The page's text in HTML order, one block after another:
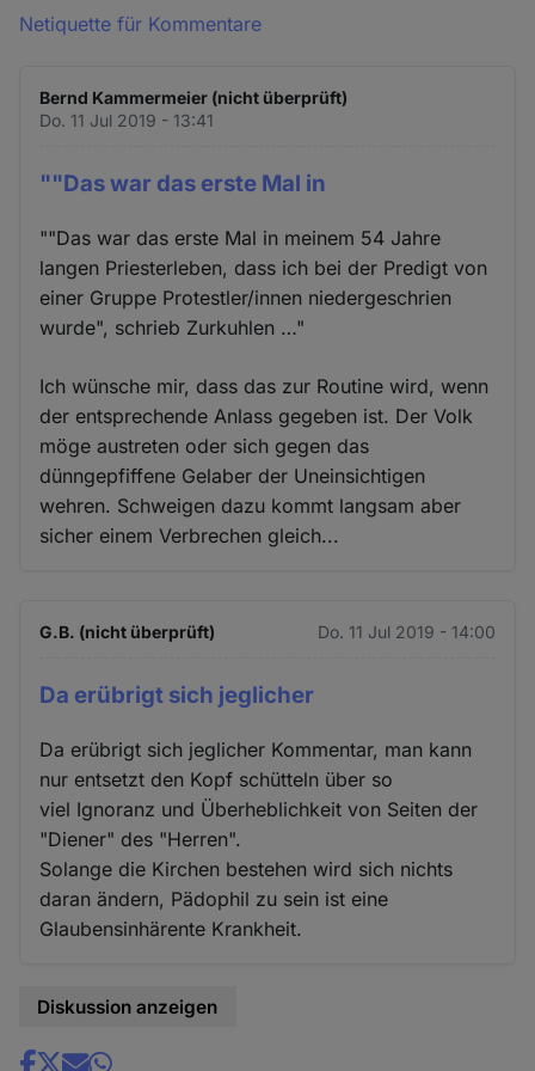
Netiquette für Kommentare
Bernd Kammermeier (nicht überprüft)
Do. 11 Jul 2019 - 13:41
""Das war das erste Mal in
""Das war das erste Mal in meinem 54 Jahre
langen Priesterleben, dass ich bei der Predigt von
einer Gruppe Protestler/innen niedergeschrien
wurde", schrieb Zurkuhlen …"
Ich wünsche mir, dass das zur Routine wird, wenn
der entsprechende Anlass gegeben ist. Der Volk
möge austreten oder sich gegen das
dünngepfiffene Gelaber der Uneinsichtigen
wehren. Schweigen dazu kommt langsam aber
sicher einem Verbrechen gleich...
G.B. (nicht überprüft) Do. 11 Jul 2019 - 14:00
Da erübrigt sich jeglicher
Da erübrigt sich jeglicher Kommentar, man kann
nur entsetzt den Kopf schütteln über so
viel Ignoranz und Überheblichkeit von Seiten der
"Diener" des "Herren".
Solange die Kirchen bestehen wird sich nichts
daran ändern, Pädophil zu sein ist eine
Glaubensinhärente Krankheit.
Diskussion anzeigen